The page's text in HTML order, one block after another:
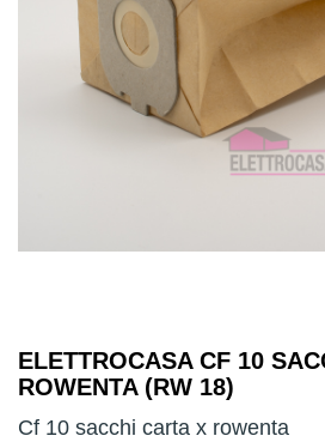
ELETTROCASA CF 10
ROWENTA (RW 18)
Cf 10 sacchi carta x rowenta